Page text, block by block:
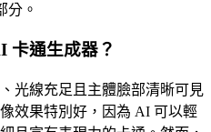
分。
卡通生成器？
光線充足且主體臉部清晰可見
效果特別好，因為 AI 可以輕